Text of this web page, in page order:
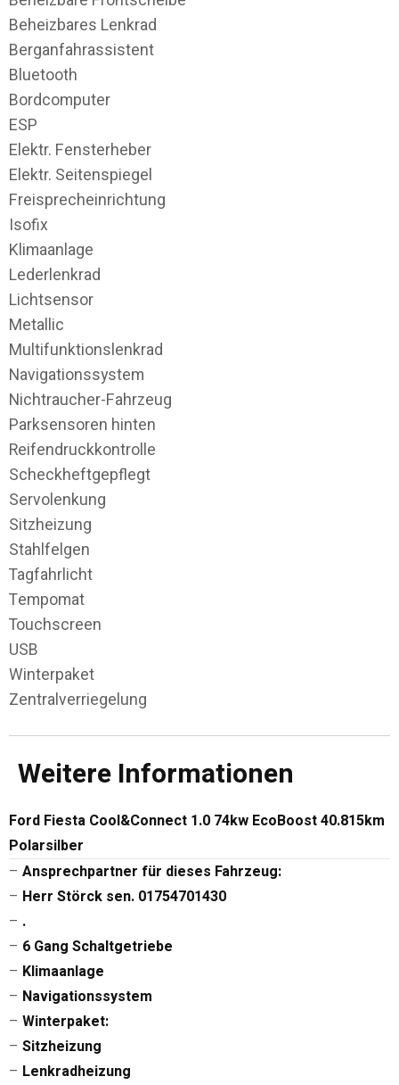
Beheizbares Lenkrad
Berganfahrassistent
Bluetooth
Bordcomputer
ESP
Elektr. Fensterheber
Elektr. Seitenspiegel
Freisprecheinrichtung
Isofix
Klimaanlage
Lederlenkrad
Lichtsensor
Metallic
Multifunktionslenkrad
Navigationssystem
Nichtraucher-Fahrzeug
Parksensoren hinten
Reifendruckkontrolle
Scheckheftgepflegt
Servolenkung
Sitzheizung
Stahlfelgen
Tagfahrlicht
Tempomat
Touchscreen
USB
Winterpaket
Zentralverriegelung
Weitere Informationen
Ford Fiesta Cool&Connect 1.0 74kw EcoBoost 40.815km
Polarsilber
– Ansprechpartner für dieses Fahrzeug:
– Herr Störck sen. 01754701430
– .
– 6 Gang Schaltgetriebe
– Klimaanlage
– Navigationssystem
– Winterpaket:
– Sitzheizung
– Lenkradheizung